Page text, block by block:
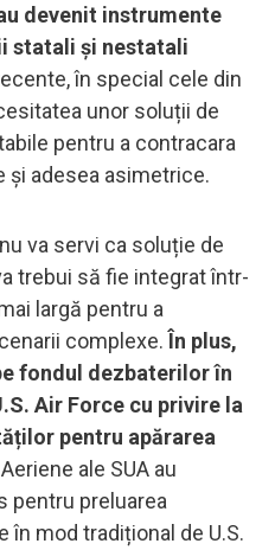
devenit instrumente
statali și nestatali
în special cele din
unor soluții de
pentru a contracara
și adesea asimetrice.
va servi ca soluție de
trebui să fie integrat într-
largă pentru a
complexe.În plus,
fondul dezbaterilor în
Air Force cu privire la
pentru apărarea
ale SUA au
pentru preluarea
mod tradițional de U.S.